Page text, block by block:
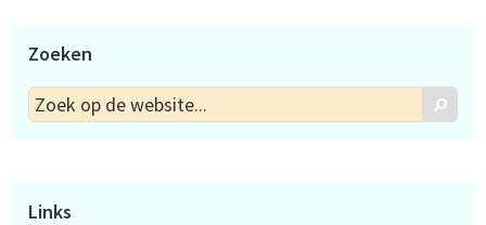
Zoeken
Zoek
op
Zoek
Links